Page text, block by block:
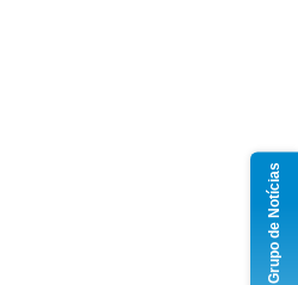
Grupo de Notícias